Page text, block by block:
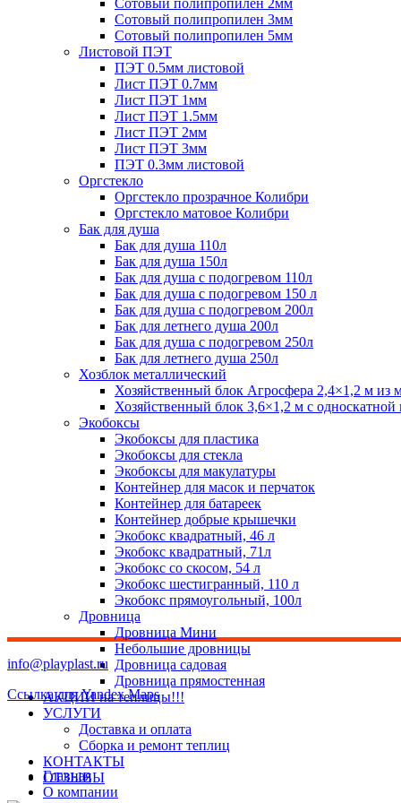
Сотовый полипропилен 2мм
Сотовый полипропилен 3мм
Сотовый полипропилен 5мм
Листовой ПЭТ
ПЭТ 0.5мм листовой
Лист ПЭТ 0.7мм
Лист ПЭТ 1мм
Лист ПЭТ 1.5мм
Лист ПЭТ 2мм
Лист ПЭТ 3мм
ПЭТ 0.3мм листовой
Оргстекло
Оргстекло прозрачное Колибри
Оргстекло матовое Колибри
Бак для душа
Бак для душа 110л
Бак для душа 150л
Бак для душа с подогревом 110л
Бак для душа с подогревом 150 л
Бак для душа с подогревом 200л
Бак для летнего душа 200л
Бак для душа с подогревом 250л
Бак для летнего душа 250л
Хозблок металлический
Хозяйственный блок Агросфера 2,4×1,2 м из
Хозяйственный блок 3,6×1,2 м с
Экобоксы
Экобоксы для пластика
Экобоксы для стекла
Экобоксы для макулатуры
Контейнер для масок и перчаток
Контейнер для батареек
Контейнер добрые крышечки
Экобокс квадратный, 46 л
Экобокс квадратный, 71л
Экобокс со скосом, 54 л
Экобокс шестигранный, 110 л
Экобокс прямоугольный, 100л
Дровница
Дровница Мини
Небольшие дровницы
Дровница садовая
Дровница прямостенная
АКЦИИ на теплицы!!!
УСЛУГИ
Доставка и оплата
Сборка и ремонт теплиц
КОНТАКТЫ
ОТЗЫВЫ
info@playplast.ru
Ссылка для Yandex Maps
Главная
О компании